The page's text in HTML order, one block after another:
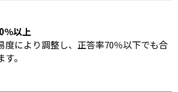
％以上
により調整し、正答率70％以下でも合
。